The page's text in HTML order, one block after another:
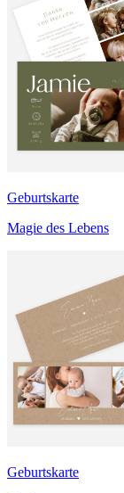
Geburtskarte
Magie des Lebens
Geburtskarte